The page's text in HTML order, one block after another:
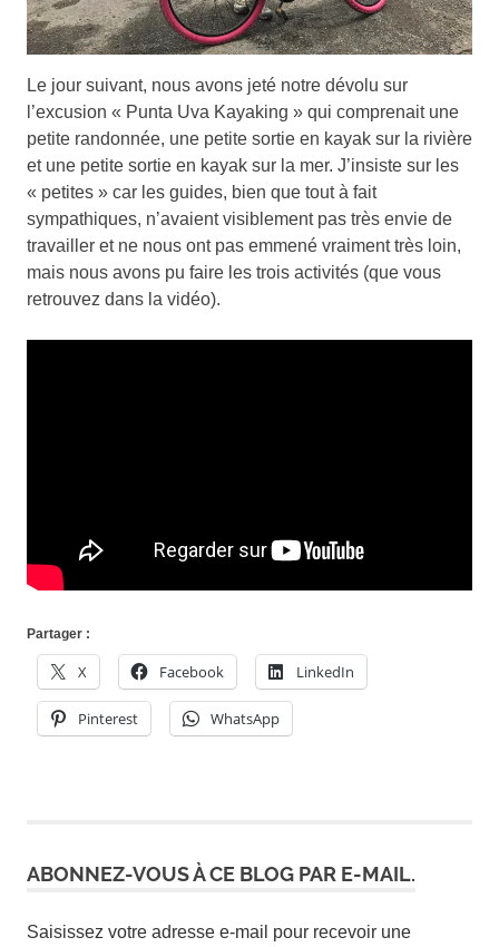
Le jour suivant, nous avons jeté notre dévolu sur
l’excusion « Punta Uva Kayaking » qui comprenait une
petite randonnée, une petite sortie en kayak sur la rivière
et une petite sortie en kayak sur la mer. J’insiste sur les
« petites » car les guides, bien que tout à fait
sympathiques, n’avaient visiblement pas très envie de
travailler et ne nous ont pas emmené vraiment très loin,
mais nous avons pu faire les trois activités (que vous
retrouvez dans la vidéo).
Partager :
X Facebook LinkedIn
Pinterest WhatsApp
ABONNEZ-VOUS À CE BLOG PAR E-MAIL.
Saisissez votre adresse e-mail pour recevoir une